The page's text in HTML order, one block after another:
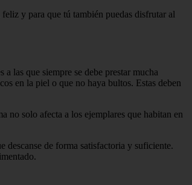
y para que tú también puedas disfrutar al
las que siempre se debe prestar mucha
en la piel o que no haya bultos. Estas deben
no solo afecta a los ejemplares que habitan en
de forma satisfactoria y suficiente.